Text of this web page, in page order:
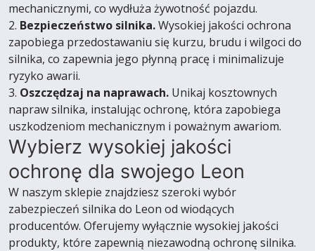
mechanicznymi, co wydłuża żywotność pojazdu.
2. Bezpieczeństwo silnika.Wysokiej jakości ochrona
zapobiega przedostawaniu się kurzu, brudu i wilgoci do
silnika, co zapewnia jego płynną pracę i minimalizuje
ryzyko awarii.
3. Oszczędzaj na naprawach. Unikaj kosztownych
napraw silnika, instalując ochronę, która zapobiega
uszkodzeniom mechanicznym i poważnym awariom.
Wybierz wysokiej jakości
ochronę dla swojego Leon
W naszym sklepie znajdziesz szeroki wybór
zabezpieczeń silnika do Leon od wiodących
producentów. Oferujemy wyłącznie wysokiej jakości
produkty, które zapewnią niezawodną ochronę silnika.